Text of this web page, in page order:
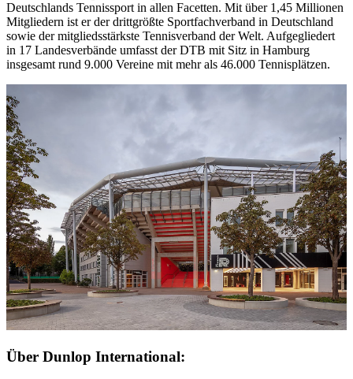
Deutschlands Tennissport in allen Facetten. Mit über 1,45 Millionen
Mitgliedern ist er der drittgrößte Sportfachverband in Deutschland
sowie der mitgliedsstärkste Tennisverband der Welt. Aufgegliedert
in 17 Landesverbände umfasst der DTB mit Sitz in Hamburg
insgesamt rund 9.000 Vereine mit mehr als 46.000 Tennisplätzen.
Über Dunlop International: